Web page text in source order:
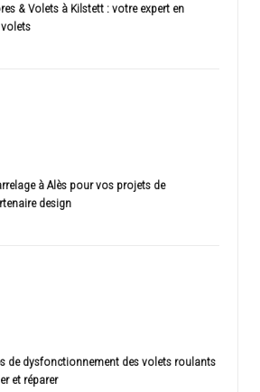
& Volets à Kilstett : votre expert en
à Alès pour vos projets de
design
de dysfonctionnement des volets roulants
et réparer